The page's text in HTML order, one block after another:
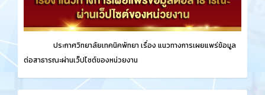
ประกาศวิทยาลัยเทคนิคพัทยา เรื่อง แนวทางการเผยแพร่ข้อมูล
ต่อสาธารณะผ่านเว็ปไซต์ของหน่วยงาน